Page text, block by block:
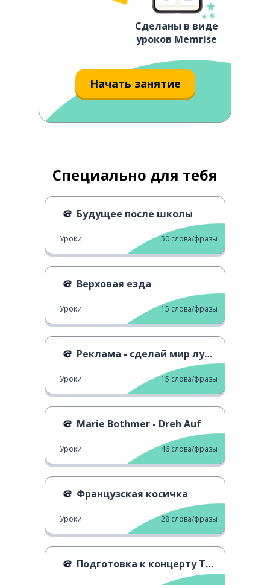
Сделаны в виде
уроков Memrise
Начать занятие
Специально для тебя
Будущее после школы
Уроки 50 слова/фразы
Верховая езда
Уроки 15 слова/фразы
Реклама - сделай мир лучше
Уроки 15 слова/фразы
Marie Bothmer - Dreh Auf
Уроки 46 слова/фразы
Французская косичка
Уроки 28 слова/фразы
Подготовка к концерту Тейлор Свифт